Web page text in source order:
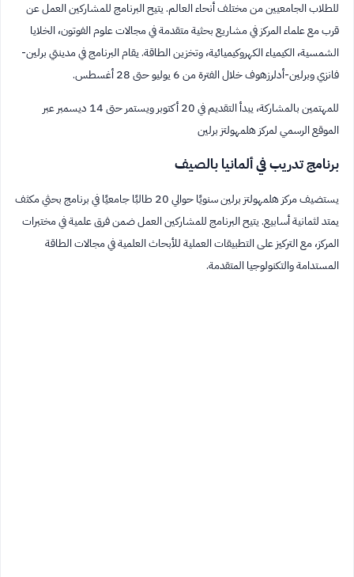
للطلاب الجامعيين من مختلف أنحاء العالم. يتيح البرنامج للمشاركين العمل عن
قرب مع علماء المركز في مشاريع بحثية متقدمة في مجالات علوم الفوتون، الخلايا
الشمسية، الكيمياء الكهروكيميائية، وتخزين الطاقة. يقام البرنامج في مدينتي برلين-
فانزي وبرلين-أدلرزهوف خلال الفترة من 6 يوليو حتى 28 أغسطس.
للمهتمين بالمشاركة، يبدأ التقديم في 20 أكتوبر ويستمر حتى 14 ديسمبر عبر
الموقع الرسمي لمركز هلمهولتز برلين
برنامج تدريب في ألمانيا بالصيف
يستضيف مركز هلمهولتز برلين سنويًا حوالي 20 طالبًا جامعيًا في برنامج بحثي مكثف
يمتد لثمانية أسابيع. يتيح البرنامج للمشاركين العمل ضمن فرق علمية في مختبرات
المركز، مع التركيز على التطبيقات العملية للأبحاث العلمية في مجالات الطاقة
المستدامة والتكنولوجيا المتقدمة.